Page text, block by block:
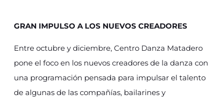
GRAN IMPULSO A LOS NUEVOS CREADORES
Entre octubre y diciembre, Centro Danza Matadero
pone el foco en los nuevos creadores de la danza con
una programación pensada para impulsar el talento
de algunas de las compañías, bailarines y